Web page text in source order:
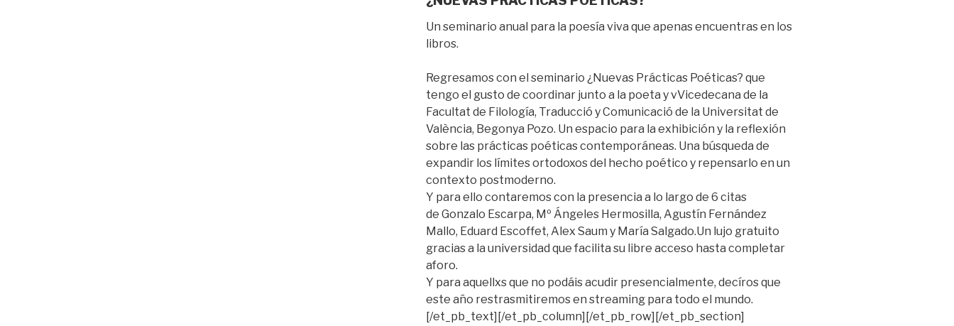
Un seminario anual para la poesía viva que apenas encuentras en los
libros.
Regresamos con el seminario ¿Nuevas Prácticas Poéticas? que
tengo el gusto de coordinar junto a la poeta y vVicedecana de la
Facultat de Filología, Traducció y Comunicació de la Universitat de
València, Begonya Pozo. Un espacio para la exhibición y la reflexión
sobre las prácticas poéticas contemporáneas. Una búsqueda de
expandir los límites ortodoxos del hecho poético y repensarlo en un
contexto postmoderno.
Y para ello contaremos con la presencia a lo largo de 6 citas
de Gonzalo Escarpa, Mº Ángeles Hermosilla, Agustín Fernández
Mallo, Eduard Escoffet, Alex Saum y María Salgado.Un lujo gratuito
gracias a la universidad que facilita su libre acceso hasta completar
aforo.
Y para aquellxs que no podáis acudir presencialmente, decíros que
este año restrasmitiremos en streaming para todo el mundo.
[/et_pb_text][/et_pb_column][/et_pb_row][/et_pb_section]